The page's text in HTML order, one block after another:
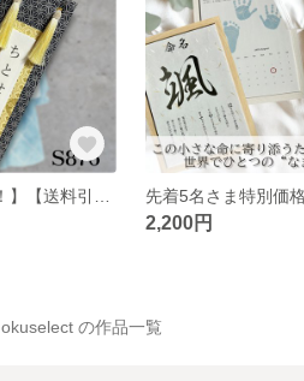
2,200円
okuselect の作品一覧